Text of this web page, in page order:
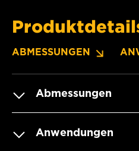
ABMESSUNGEN
Abmessungen
Anwendungen